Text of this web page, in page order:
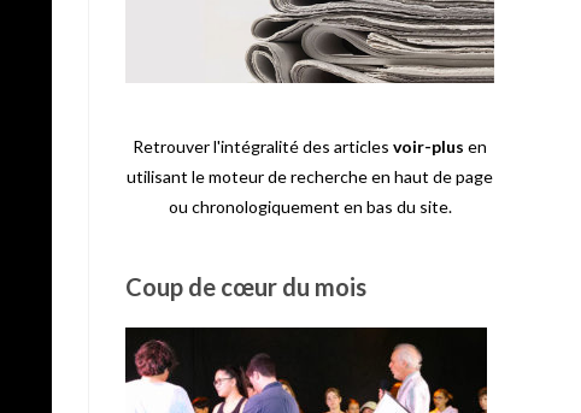
Retrouver l'intégralité des articles voir-plus en
utilisant le moteur de recherche en haut de page
ou chronologiquement en bas du site.
Coup de cœur du mois